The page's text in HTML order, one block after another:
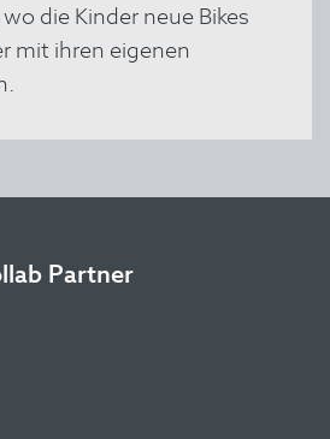
die Kinder neue Bikes
mit ihren eigenen
Partner